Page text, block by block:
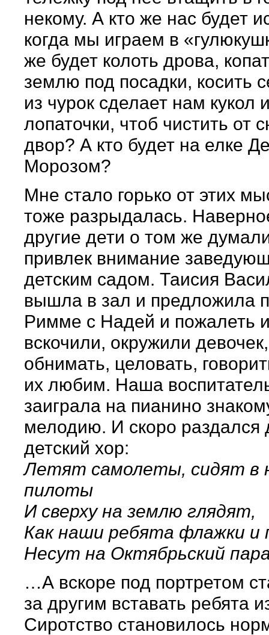
некому. А кто же нас будет
когда мы играем в
же будет колоть дрова,
землю под посадки, косить
из чурок сделает нам кукол
лопаточки, чтоб чистить от
двор? А кто будет на елке
Морозом?
Мне стало горько от этих
тоже разрыдалась.
другие дети о том же
привлек внимание
детским садом. Таисия
вышла в зал и предложила
Римме с Надей и пожалеть
вскочили, окружили
обнимать, целовать,
их любим. Наша
заиграла на пианино
мелодию. И скоро раздался
детский хор:
Летят самолеты, сидят в
пилоты
И сверху на землю глядят,
Как наши ребята флажки и
Несут на Октябрьский
…А вскоре под портретом
за другим вставать ребята
Сиротство становилось